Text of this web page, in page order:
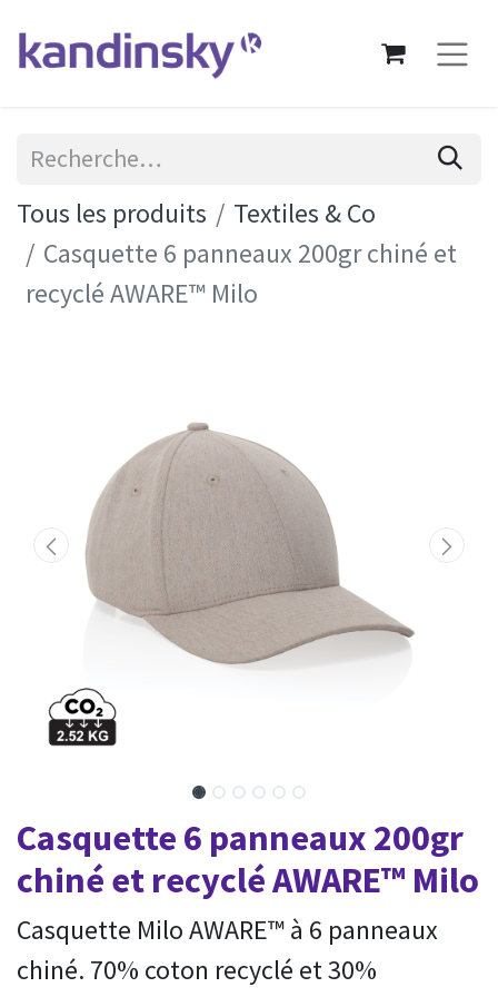
Tous les produits
Textiles & Co
Casquette 6 panneaux 200gr chiné et
recyclé AWARE™ Milo
Casquette 6 panneaux 200gr
chiné et recyclé AWARE™ Milo
Casquette Milo AWARE™ à 6 panneaux
chiné. 70% coton recyclé et 30%